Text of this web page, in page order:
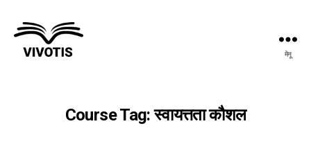
मेनू
Course Tag: स्वायत्तता कौशल